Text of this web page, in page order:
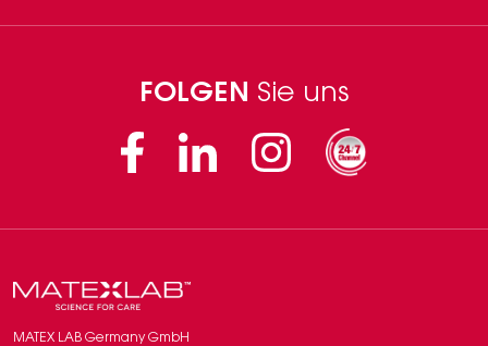
FOLGEN Sie uns
FacebookLinkedin Instagram
MATEX LAB Germany GmbH